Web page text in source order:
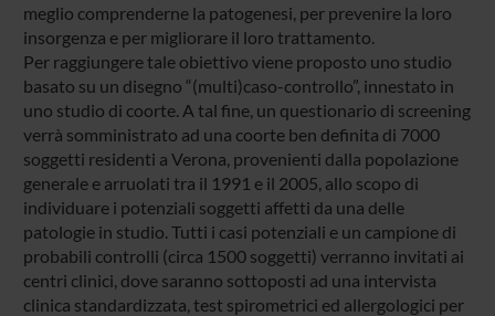
meglio comprenderne la patogenesi, per prevenire la loro
insorgenza e per migliorare il loro trattamento.
Per raggiungere tale obiettivo viene proposto uno studio
basato su un disegno “(multi)caso-controllo”, innestato in
uno studio di coorte. A tal fine, un questionario di screening
verrà somministrato ad una coorte ben definita di 7000
soggetti residenti a Verona, provenienti dalla popolazione
generale e arruolati tra il 1991 e il 2005, allo scopo di
individuare i potenziali soggetti affetti da una delle
patologie in studio. Tutti i casi potenziali e un campione di
probabili controlli (circa 1500 soggetti) verranno invitati ai
centri clinici, dove saranno sottoposti ad una intervista
clinica standardizzata, test spirometrici ed allergologici per